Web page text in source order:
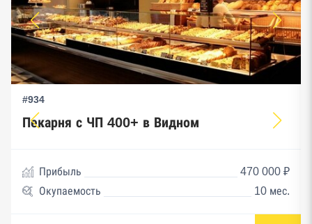
#934
Пекарня с ЧП 400+ в Видном
Прибыль
470 000 ₽
Окупаемость
10 мес.